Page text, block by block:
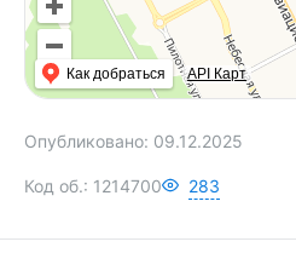
Как добраться API Карт
Опубликовано: 09.12.2025
Код об.: 1214700 283